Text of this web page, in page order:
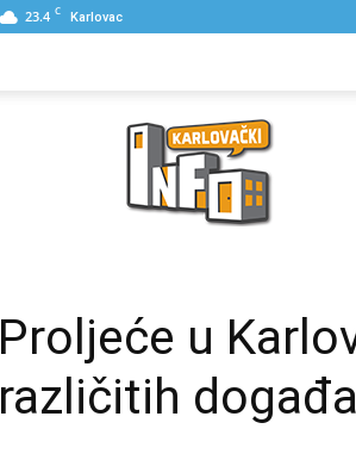
23.4 C Karlovac
Karlovački
Proljeće u
različitih